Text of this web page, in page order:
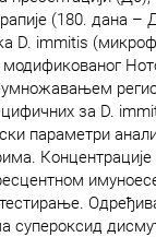
(180. дана –
D. immitis
за D.
параметри
Концентрације
супероксид